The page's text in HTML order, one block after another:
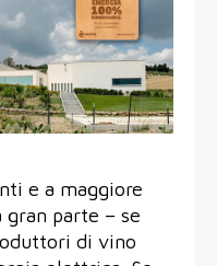
e a maggiore
parte – se
di vino